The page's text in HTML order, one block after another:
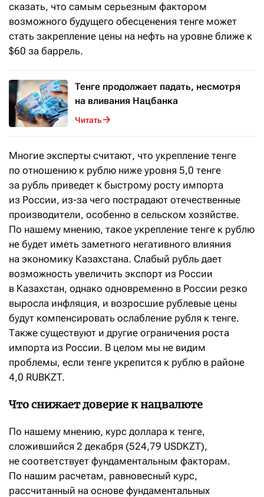
сказать, что самым серьезным фактором
возможного будущего обесценения тенге может
стать закрепление цены на нефть на уровне ближе к
$60 за баррель.
Тенге продолжает падать, несмотря
на вливания Нацбанка
Читать
Многие эксперты считают, что укрепление тенге
по отношению к рублю ниже уровня 5,0 тенге
за рубль приведет к быстрому росту импорта
из России, из-за чего пострадают отечественные
производители, особенно в сельском хозяйстве.
По нашему мнению, такое укрепление тенге к рублю
не будет иметь заметного негативного влияния
на экономику Казахстана. Слабый рубль дает
возможность увеличить экспорт из России
в Казахстан, однако одновременно в России резко
выросла инфляция, и возросшие рублевые цены
будут компенсировать ослабление рубля к тенге.
Также существуют и другие ограничения роста
импорта из России. В целом мы не видим
проблемы, если тенге укрепится к рублю в районе
4,0 RUBKZT.
Что снижает доверие к нацвалюте
По нашему мнению, курс доллара к тенге,
сложившийся 2 декабря (524,79 USDKZT),
не соответствует фундаментальным факторам.
По нашим расчетам, равновесный курс,
рассчитанный на основе фундаментальных